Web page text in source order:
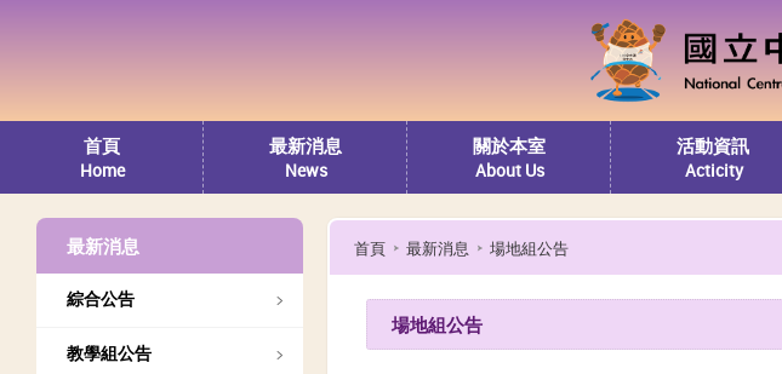
首頁
Home
最新消息
News
關於本室
About Us
活動資訊
Acticity
最新消息
綜合公告
教學組公告
首頁 最新消息 場地組公告
場地組公告